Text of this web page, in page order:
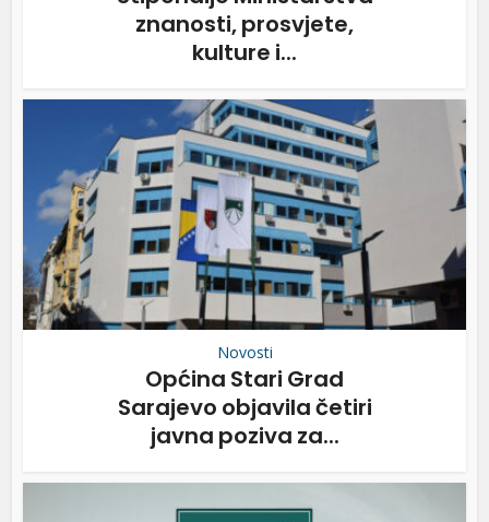
znanosti, prosvjete,
kulture i...
Novosti
Općina Stari Grad
Sarajevo objavila četiri
javna poziva za...